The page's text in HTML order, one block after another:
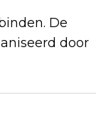
De
door